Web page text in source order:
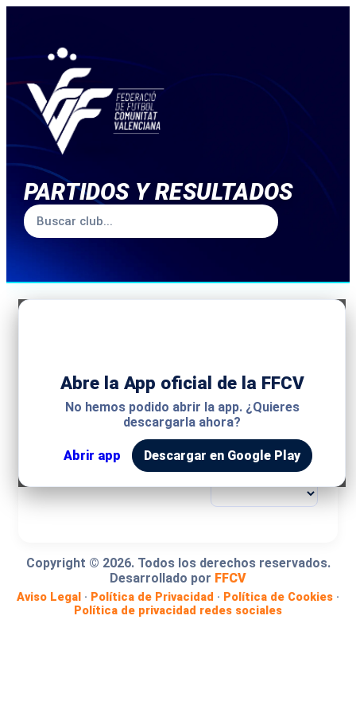
PARTIDOS Y RESULTADOS
Abre la App oficial de la FFCV
No hemos podido abrir la app. ¿Quieres
descargarla ahora?
Abrir app Descargar en Google Play
MODALIDAD
COMPETICIÓN
GRUPO
Copyright © 2026. Todos los derechos reservados.
Desarrollado por FFCV
Aviso Legal · Política de Privacidad · Política de Cookies ·
Política de privacidad redes sociales